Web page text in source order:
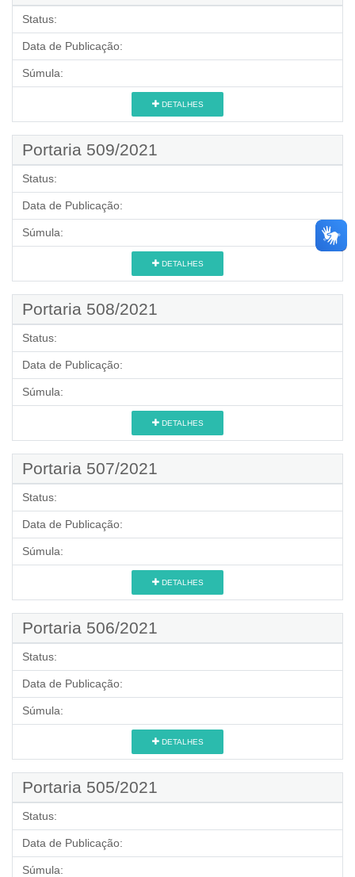
Status:
Data de Publicação:
Súmula:
DETALHES
Portaria 509/2021
Status:
Data de Publicação:
Súmula:
DETALHES
Portaria 508/2021
Status:
Data de Publicação:
Súmula:
DETALHES
Portaria 507/2021
Status:
Data de Publicação:
Súmula:
DETALHES
Portaria 506/2021
Status:
Data de Publicação:
Súmula:
DETALHES
Portaria 505/2021
Status:
Data de Publicação:
Súmula: